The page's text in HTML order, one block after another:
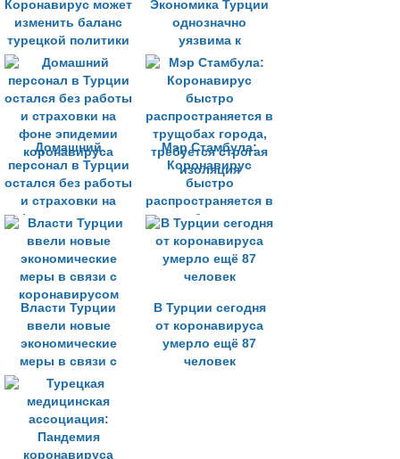
Коронавирус может
изменить баланс
турецкой политики
Экономика Турции
однозначно
уязвима к
коронавирусу
Домашний
персонал в Турции
остался без работы
и страховки на
фоне эпидемии
коронавируса
Мэр Стамбула:
Коронавирус
быстро
распространяется в
трущобах города,
требуется строгая
изоляция
Власти Турции
ввели новые
экономические
меры в связи с
коронавирусом
В Турции сегодня
от коронавируса
умерло ещё 87
человек